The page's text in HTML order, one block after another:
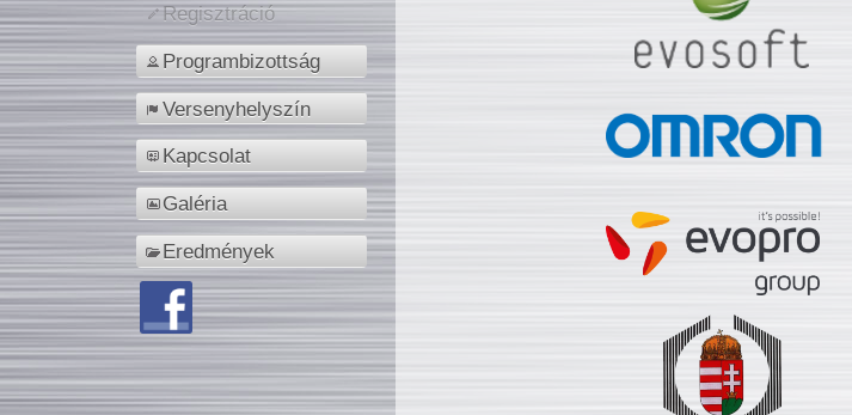
Regisztráció
Programbizottság
Versenyhelyszín
Kapcsolat
Galéria
Eredmények